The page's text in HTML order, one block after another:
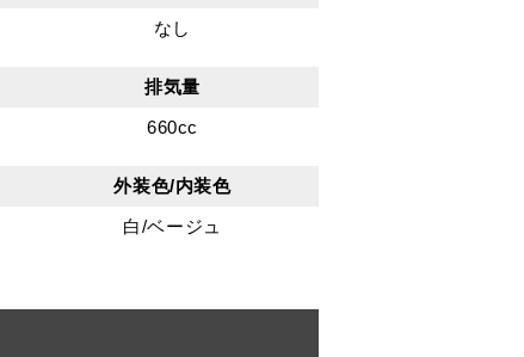
なし
排気量
660cc
外装色/内装色
白/ベージュ